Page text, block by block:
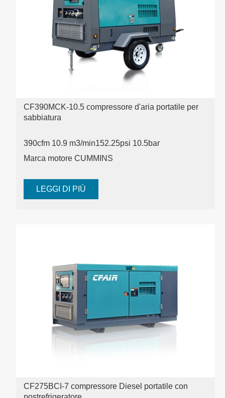
CF390MCK-10.5 compressore d'aria portatile per
sabbiatura
390cfm 10.9 m3/min152.25psi 10.5bar
Marca motore CUMMINS
LEGGI DI PIÙ
CF275BCI-7 compressore Diesel portatile con